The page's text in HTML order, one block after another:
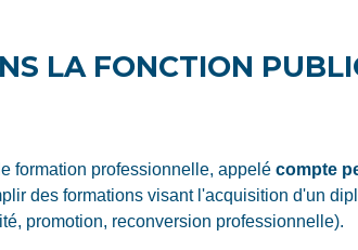
LA FONCTION
formation professionnelle, appelécompte
des formations visant l'acquisition d'un
promotion, reconversion professionnelle).